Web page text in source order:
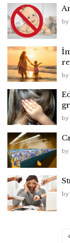
by
by
by
by
by